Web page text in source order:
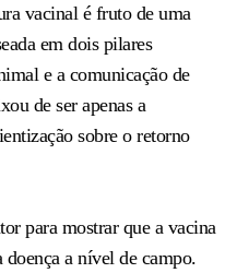
vacinal é fruto de uma
em dois pilares
e a comunicação de
de ser apenas a
sobre o retorno
para mostrar que a vacina
a nível de campo.